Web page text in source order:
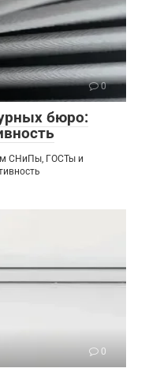
0
бюро:
СНиПы, ГОСТы и
0